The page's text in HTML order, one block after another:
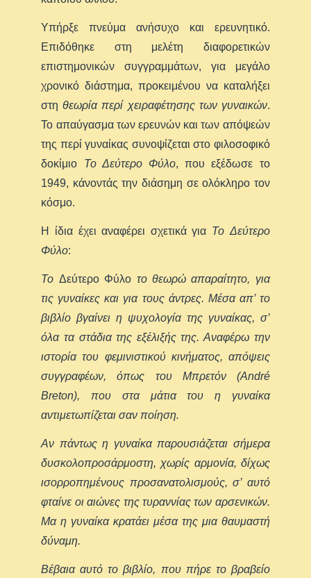
Υπήρξε πνεύμα ανήσυχο και ερευνητικό.
Επιδόθηκε στη μελέτη διαφορετικών
επιστημονικών συγγραμμάτων, για μεγάλο
χρονικό διάστημα, προκειμένου να καταλήξει
στηθεωρία περί χειραφέτησης των γυναικών.
Το απαύγασμα των ερευνών και των απόψεών
της περί γυναίκας συνοψίζεται στο φιλοσοφικό
δοκίμιο Το Δεύτερο Φύλο, που εξέδωσε το
1949, κάνοντάς την διάσημη σε ολόκληρο τον
κόσμο.
Η ίδια έχει αναφέρει σχετικά για Το Δεύτερο
Φύλο:
Το Δεύτερο Φύλο το θεωρώ απαραίτητο, για
τις γυναίκες και για τους άντρες. Μέσα απ’ το
βιβλίο βγαίνει η ψυχολογία της γυναίκας, σ’
όλα τα στάδια της εξέλιξής της. Αναφέρω την
ιστορία του φεμινιστικού κινήματος, απόψεις
συγγραφέων, όπως του Μπρετόν (André
Breton), που στα μάτια του η γυναίκα
αντιμετωπίζεται σαν ποίηση.
Αν πάντως η γυναίκα παρουσιάζεται σήμερα
δυσκολοπροσάρμοστη, χωρίς αρμονία, δίχως
ισορροπημένους προσανατολισμούς, σ’ αυτό
φταίνε οι αιώνες της τυραννίας των αρσενικών.
Μα η γυναίκα κρατάει μέσα της μια θαυμαστή
δύναμη.
Βέβαια αυτό το βιβλίο, που πήρε το βραβείο